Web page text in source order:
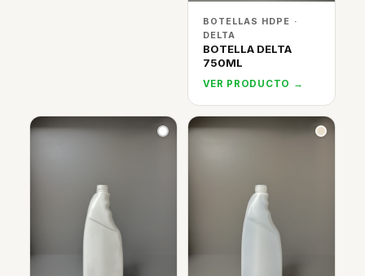
BOTELLAS HDPE ·
DELTA
BOTELLA DELTA
750ML
VER PRODUCTO →